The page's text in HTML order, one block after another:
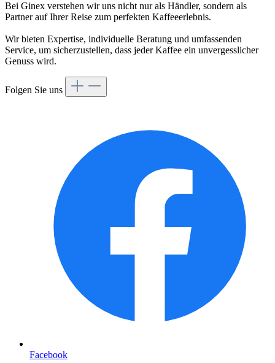
Bei Ginex verstehen wir uns nicht nur als Händler, sondern als
Partner auf Ihrer Reise zum perfekten Kaffeeerlebnis.
Wir bieten Expertise, individuelle Beratung und umfassenden
Service, um sicherzustellen, dass jeder Kaffee ein unvergesslicher
Genuss wird.
Folgen Sie uns
Facebook